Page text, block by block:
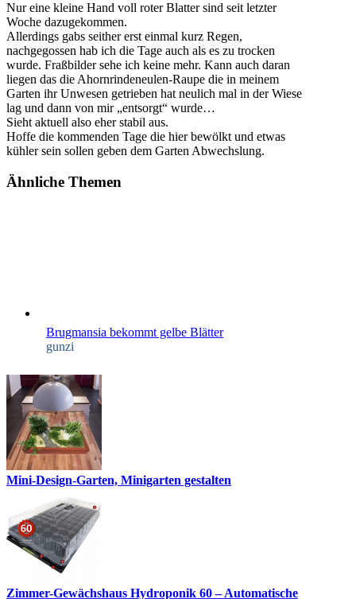
Nur eine kleine Hand voll roter Blatter sind seit letzter
Woche dazugekommen.
Allerdings gabs seither erst einmal kurz Regen,
nachgegossen hab ich die Tage auch als es zu trocken
wurde. Fraßbilder sehe ich keine mehr. Kann auch daran
liegen das die Ahornrindeneulen-Raupe die in meinem
Garten ihr Unwesen getrieben hat neulich mal in der Wiese
lag und dann von mir „entsorgt“ wurde…
Sieht aktuell also eher stabil aus.
Hoffe die kommenden Tage die hier bewölkt und etwas
kühler sein sollen geben dem Garten Abwechslung.
Ähnliche Themen
Brugmansia bekommt gelbe Blätter
gunzi
Mini-Design-Garten, Minigarten gestalten
Zimmer-Gewächshaus Hydroponik 60 – Automatische